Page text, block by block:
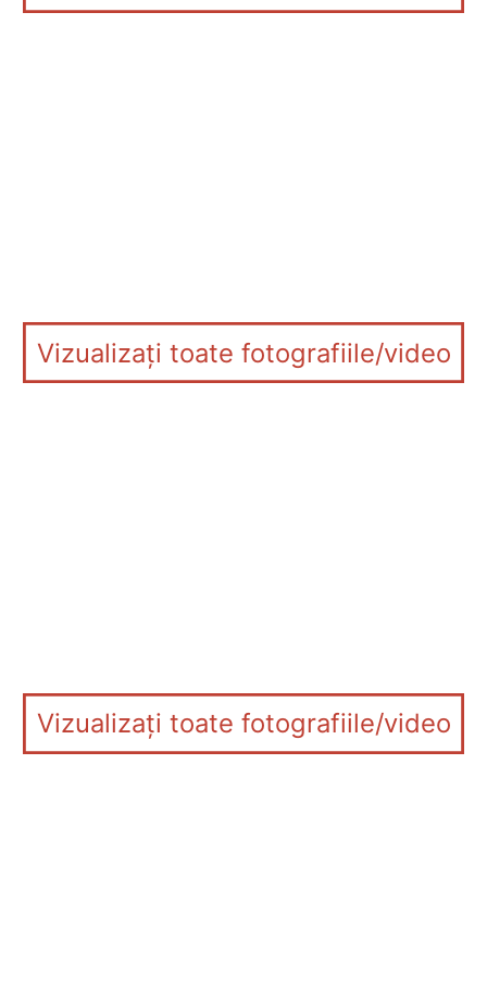
Vizualizați toate fotografiile/video
Vizualizați toate fotografiile/video